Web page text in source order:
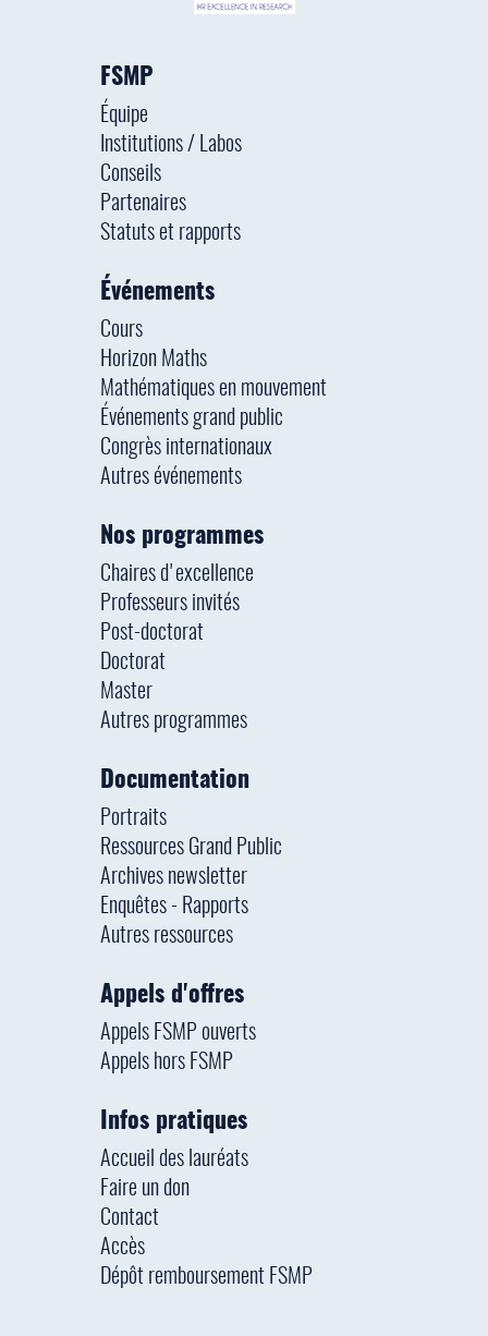
FSMP
Équipe
Institutions / Labos
Conseils
Partenaires
Statuts et rapports
Événements
Cours
Horizon Maths
Mathématiques en mouvement
Événements grand public
Congrès internationaux
Autres événements
Nos programmes
Chaires d'excellence
Professeurs invités
Post-doctorat
Doctorat
Master
Autres programmes
Documentation
Portraits
Ressources Grand Public
Archives newsletter
Enquêtes - Rapports
Autres ressources
Appels d'offres
Appels FSMP ouverts
Appels hors FSMP
Infos pratiques
Accueil des lauréats
Faire un don
Contact
Accès
Dépôt remboursement FSMP